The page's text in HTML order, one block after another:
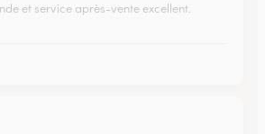
et service après-vente excellent.